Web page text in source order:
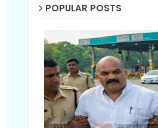
POPULAR POSTS